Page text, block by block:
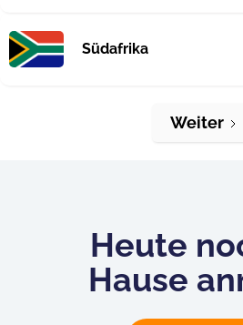
Südafrika
Weiter
Heute
Hause